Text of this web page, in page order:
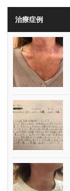
治療症例